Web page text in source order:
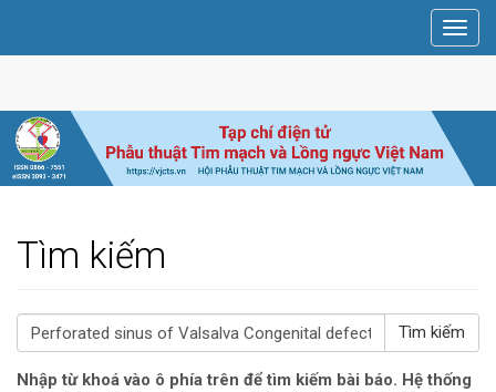
chính
chính
Thanh
bên
Tìm kiếm
##search.searchFor##
Nhập từ khoá vào ô phía trên để tìm kiếm bài báo. Hệ thống